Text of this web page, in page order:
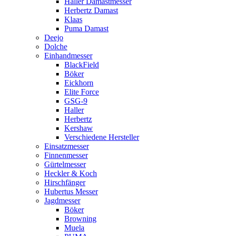
Herbertz Damast
Klaas
Puma Damast
Deejo
Dolche
Einhandmesser
BlackField
Böker
Eickhorn
Elite Force
GSG-9
Haller
Herbertz
Kershaw
Verschiedene Hersteller
Einsatzmesser
Finnenmesser
Gürtelmesser
Heckler & Koch
Hirschfänger
Hubertus Messer
Jagdmesser
Böker
Browning
Muela